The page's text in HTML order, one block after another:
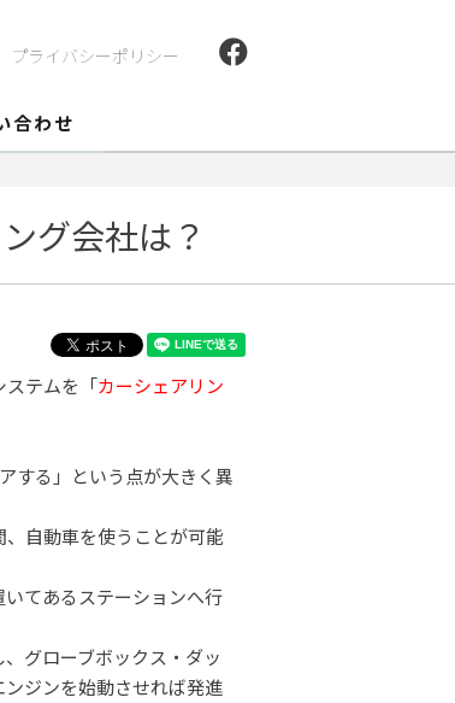
プライバシーポリシー
合わせ
グ会社は？
ステムを「カーシェアリン
する」という点が大きく異
自動車を使うことが可能
てあるステーションへ行
グローブボックス・ダッ
ジンを始動させれば発進